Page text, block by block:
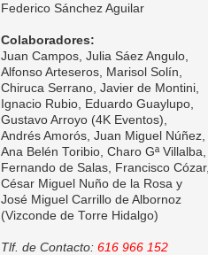
Federico Sánchez Aguilar
Colaboradores:
Juan Campos, Julia Sáez Angulo,
Alfonso Arteseros, Marisol Solín,
Chiruca Serrano, Javier de Montini,
Ignacio Rubio, Eduardo Guaylupo,
Gustavo Arroyo (4K Eventos),
Andrés Amorós, Juan Miguel Núñez,
Ana Belén Toribio, Charo Gª Villalba,
Fernando de Salas, Francisco Cózar,
César Miguel Nuño de la Rosa y
José Miguel Carrillo de Albornoz
(Vizconde de Torre Hidalgo)
Tlf. de Contacto: 616 966 152